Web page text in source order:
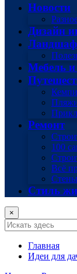
Новости
Дизайн
Мебель и
Ремонт
100
Всё
Стиль
×
Главная
Идеи для